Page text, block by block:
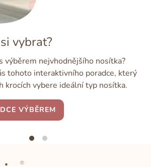
si vybrat?
výběrem nejvhodnějšího nosítka?
tohoto interaktivního poradce, který
krocích vybere ideální typ nosítka.
VÝBĚREM